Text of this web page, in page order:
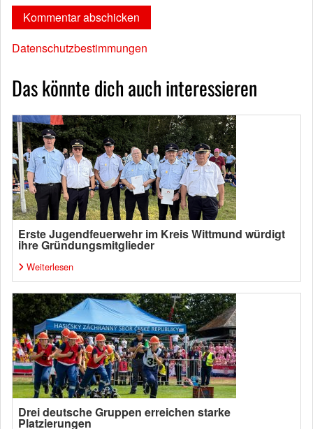
Datenschutzbestimmungen
Das könnte dich auch interessieren
Erste Jugendfeuerwehr im Kreis Wittmund würdigt
ihre Gründungsmitglieder
Weiterlesen
Drei deutsche Gruppen erreichen starke
Platzierungen